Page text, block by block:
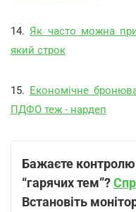
14. Як часто можна
який строк
15. Економічне
ПДФО теж - нардеп
Бажаєте
“гарячих тем”?
Встановіть